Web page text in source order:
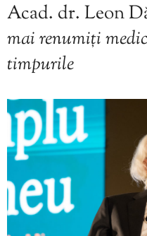
Acad. dr. Leon
mai renumiți
timpurile